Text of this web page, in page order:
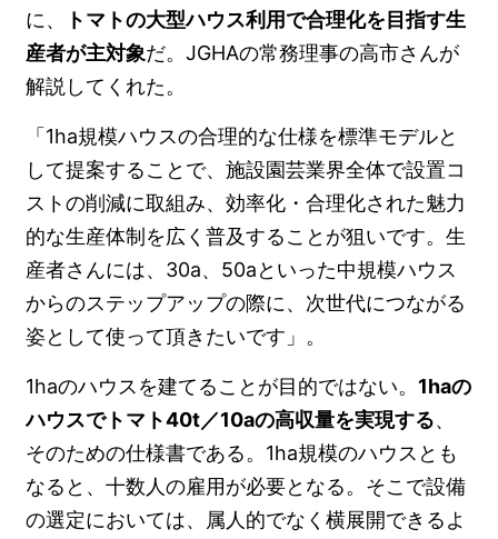
に、
トマトの大型ハウス利用で合理化を目指す生
産者が主対象だ。JGHAの常務理事の高市さんが
解説してくれた。
「1ha規模ハウスの合理的な仕様を標準モデルと
して提案することで、施設園芸業界全体で設置コ
ストの削減に取組み、効率化・合理化された魅力
的な生産体制を広く普及することが狙いです。生
産者さんには、30a、50aといった中規模ハウス
からのステップアップの際に、次世代につながる
姿として使って頂きたいです」。
1haのハウスを建てることが目的ではない。 1haの
ハウスでトマト40t／10aの高収量を実現する、
そのための仕様書である。1ha規模のハウスとも
なると、十数人の雇用が必要となる。そこで設備
の選定においては、属人的でなく横展開できるよ